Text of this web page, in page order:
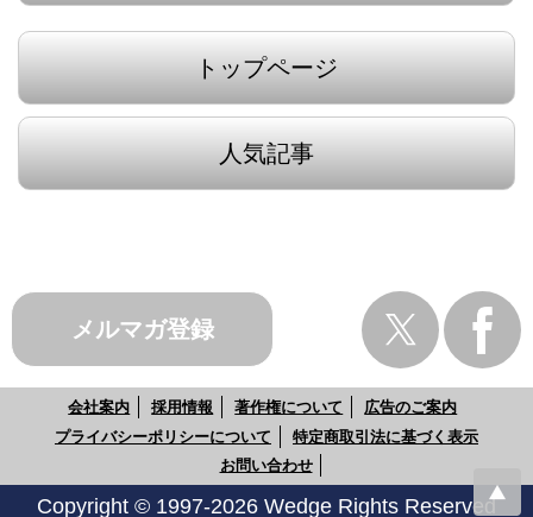
トップページ
人気記事
メルマガ登録
会社案内 採用情報 著作権について
広告のご案内
プライバシーポリシーについて
特定商取引法に基づく表示
お問い合わせ
Copyright © 1997-2026 Wedge Rights Reserved